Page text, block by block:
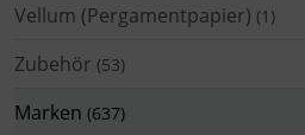
Vellum (Pergamentpapier) (1)
Zubehör (53)
Marken (637)